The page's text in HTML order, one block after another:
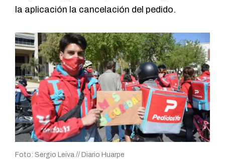
la aplicación la cancelación del pedido.
Foto: Sergio Leiva // Diario Huarpe